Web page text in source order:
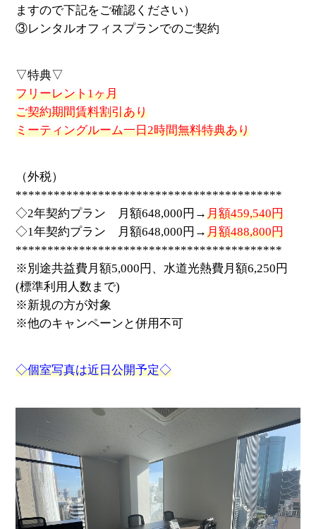
ますので下記をご確認ください）
③レンタルオフィスプランでのご契約
▽特典▽
フリーレント1ヶ月
ご契約期間賃料割引あり
ミーティングルーム一日2時間無料特典あり
（外税）
******************************************
◇2年契約プラン 月額648,000円→月額459,540円
◇1年契約プラン 月額648,000円→月額488,800円
******************************************
※別途共益費月額5,000円、水道光熱費月額6,250円
(標準利用人数まで)
※新規の方が対象
※他のキャンペーンと併用不可
◇個室写真は近日公開予定◇